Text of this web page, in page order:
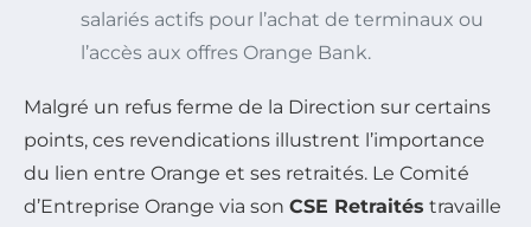
salariés actifs pour l’achat de terminaux ou
l’accès aux offres Orange Bank.
Malgré un refus ferme de la Direction sur certains
points, ces revendications illustrent l’importance
du lien entre Orange et ses retraités. Le Comité
d’Entreprise Orange via son CSE Retraités travaille